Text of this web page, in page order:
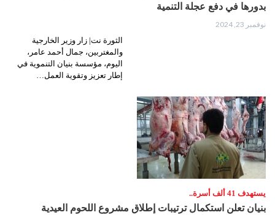
بدورها في دفع عجلة التنمية
نوفمبر 23, 2024
الثورة نت| زار وزير الخارجية
والمغتربين، جمال أحمد عامر،
اليوم، مؤسسة بنيان التنموية في
إطار تعزيز وتقوية العمل…
يستهدف 41 ألف أسرة..
بنيان تعلن استكمال ترتيبات إطلاق مشروع اللحوم العيدية